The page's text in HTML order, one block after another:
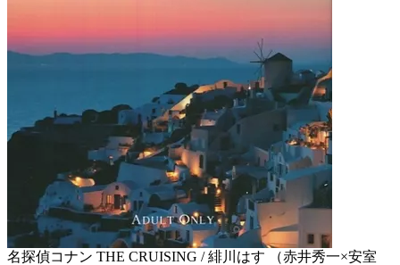
名探偵コナン THE CRUISING / 緋川はす （赤井秀一×安室